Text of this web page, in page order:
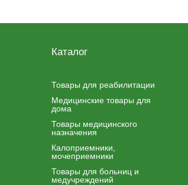
Каталог
Товары для реабилитации
Медицинские товары для
дома
Товары медицинского
назначения
Калоприемники,
мочеприемники
Товары для больниц и
медучреждений